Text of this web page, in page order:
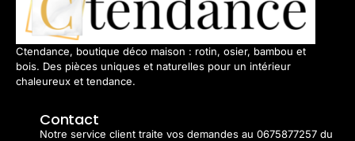
Ctendance, boutique déco maison : rotin, osier, bambou et
bois. Des pièces uniques et naturelles pour un intérieur
chaleureux et tendance.
Contact
Notre service client traite vos demandes au 0675877257 du